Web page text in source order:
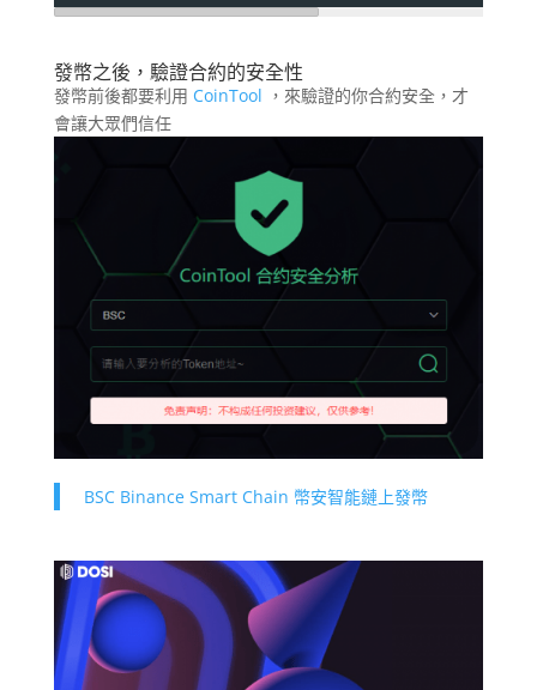
發幣之後，驗證合約的安全性
發幣前後都要利用 CoinTool ，來驗證的你合約安全，才
會讓大眾們信任
BSC Binance Smart Chain 幣安智能鏈上發幣